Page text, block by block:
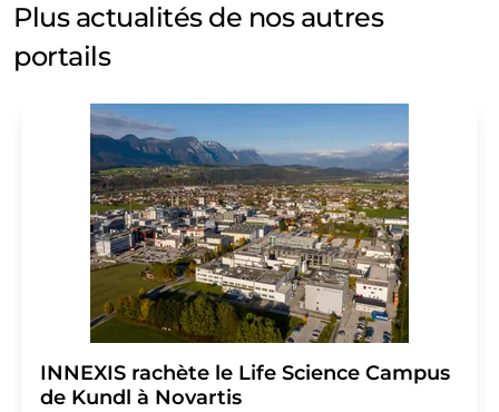
Plus actualités de nos autres
portails
INNEXIS rachète le Life Science Campus
de Kundl à Novartis